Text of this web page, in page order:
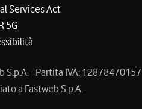
Services Act
5G
- Partita IVA: 12878470157
a Fastweb S.p.A.